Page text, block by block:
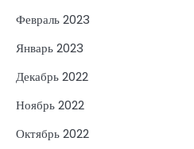
Февраль 2023
Январь 2023
Декабрь 2022
Ноябрь 2022
Октябрь 2022